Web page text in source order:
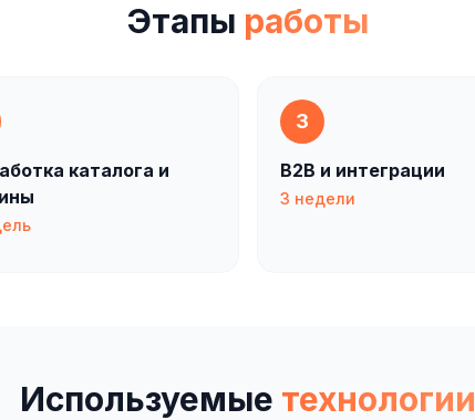
Этапы работы
каталога и
3
B2B и интеграции
3 недели
Используемые технологии